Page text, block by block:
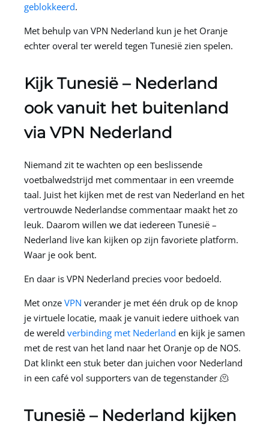
geblokkeerd.
Met behulp van VPN Nederland kun je het Oranje
echter overal ter wereld tegen Tunesië zien spelen.
Kijk Tunesië – Nederland
ook vanuit het buitenland
via VPN Nederland
Niemand zit te wachten op een beslissende
voetbalwedstrijd met commentaar in een vreemde
taal. Juist het kijken met de rest van Nederland en het
vertrouwde Nederlandse commentaar maakt het zo
leuk. Daarom willen we dat iedereen Tunesië –
Nederland live kan kijken op zijn favoriete platform.
Waar je ook bent.
En daar is VPN Nederland precies voor bedoeld.
Met onze VPN verander je met één druk op de knop
je virtuele locatie, maak je vanuit iedere uithoek van
de wereld verbinding met Nederland en kijk je samen
met de rest van het land naar het Oranje op de NOS.
Dat klinkt een stuk beter dan juichen voor Nederland
in een café vol supporters van de tegenstander 🫠
Tunesië – Nederland kijken